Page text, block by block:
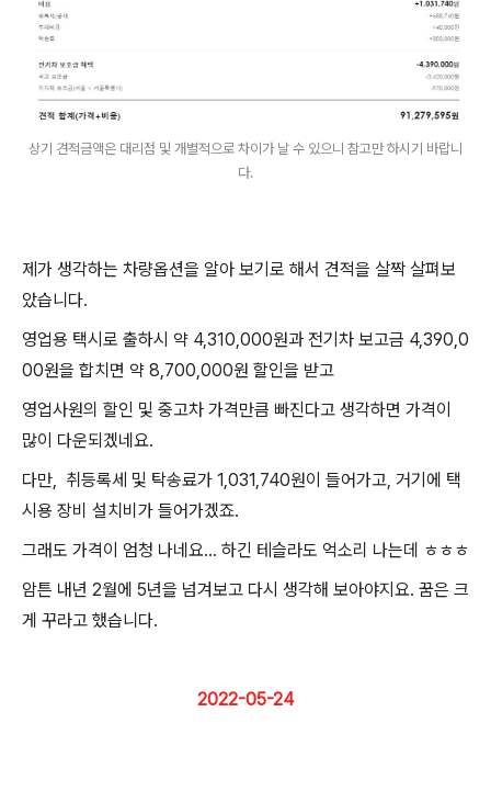
상기 견적금액은 대리점 및 개별적으로 차이가 날 수 있으니 참고만 하시기 바랍니
다.
제가 생각하는 차량옵션을 알아 보기로 해서 견적을 살짝 살펴보
았습니다.
영업용 택시로 출하시 약 4,310,000원과 전기차 보고금 4,390,0
00원을 합치면 약 8,700,000원 할인을 받고
영업사원의 할인 및 중고차 가격만큼 빠진다고 생각하면 가격이
많이 다운되겠네요.
다만, 취등록세 및 탁송료가 1,031,740원이 들어가고, 거기에 택
시용 장비 설치비가 들어가겠죠.
그래도 가격이 엄청 나네요... 하긴 테슬라도 억소리 나는데 ㅎㅎㅎ
암튼 내년 2월에 5년을 넘겨보고 다시 생각해 보아야지요. 꿈은 크
게 꾸라고 했습니다.
2022-05-24